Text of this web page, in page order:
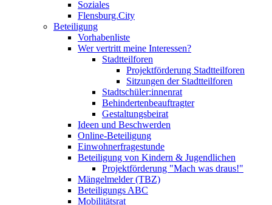
Soziales
Flensburg.City
Beteiligung
Vorhabenliste
Wer vertritt meine Interessen?
Stadtteilforen
Projektförderung Stadtteilforen
Sitzungen der Stadtteilforen
Stadtschüler:innenrat
Behindertenbeauftragter
Gestaltungsbeirat
Ideen und Beschwerden
Online-Beteiligung
Einwohnerfragestunde
Beteiligung von Kindern & Jugendlichen
Projektförderung "Mach was draus!"
Mängelmelder (TBZ)
Beteiligungs ABC
Mobilitätsrat